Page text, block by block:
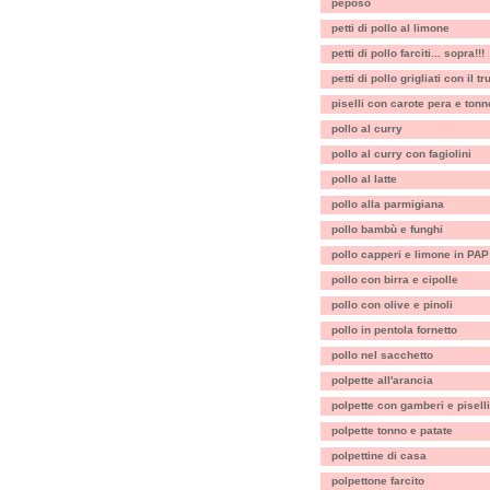
peposo
petti di pollo al limone
petti di pollo farciti... sopra!!!
petti di pollo grigliati con il
piselli con carote pera e
pollo al curry
pollo al curry con fagiolini
pollo al latte
pollo alla parmigiana
pollo bambù e funghi
pollo capperi e limone in PAP
pollo con birra e cipolle
pollo con olive e pinoli
pollo in pentola fornetto
pollo nel sacchetto
polpette all'arancia
polpette con gamberi e piselli
polpette tonno e patate
polpettine di casa
polpettone farcito